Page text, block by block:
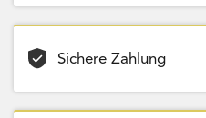
Sichere Zahlung